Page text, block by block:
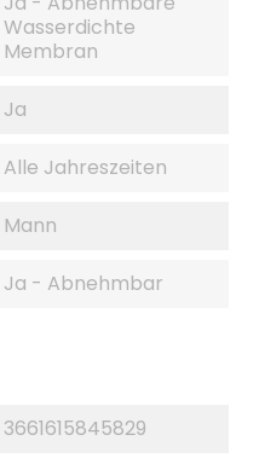
Wasserdichte
Membran
Ja
Alle Jahreszeiten
Mann
Ja - Abnehmbar
3661615845829